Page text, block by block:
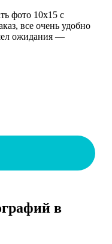
фото 10х15 с
все очень удобно
ожидания —
в